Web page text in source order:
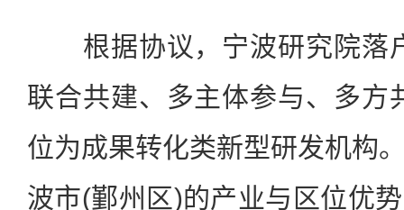
根据协议，宁波研究院落
联合共建、多主体参与、多方
位为成果转化类新型研发机构
波市(鄞州区)的产业与区位优